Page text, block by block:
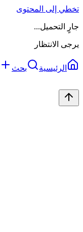
تخطي إلى المحتوى
جارٍ التحميل...
يرجى الانتظار
الرئيسية بحث